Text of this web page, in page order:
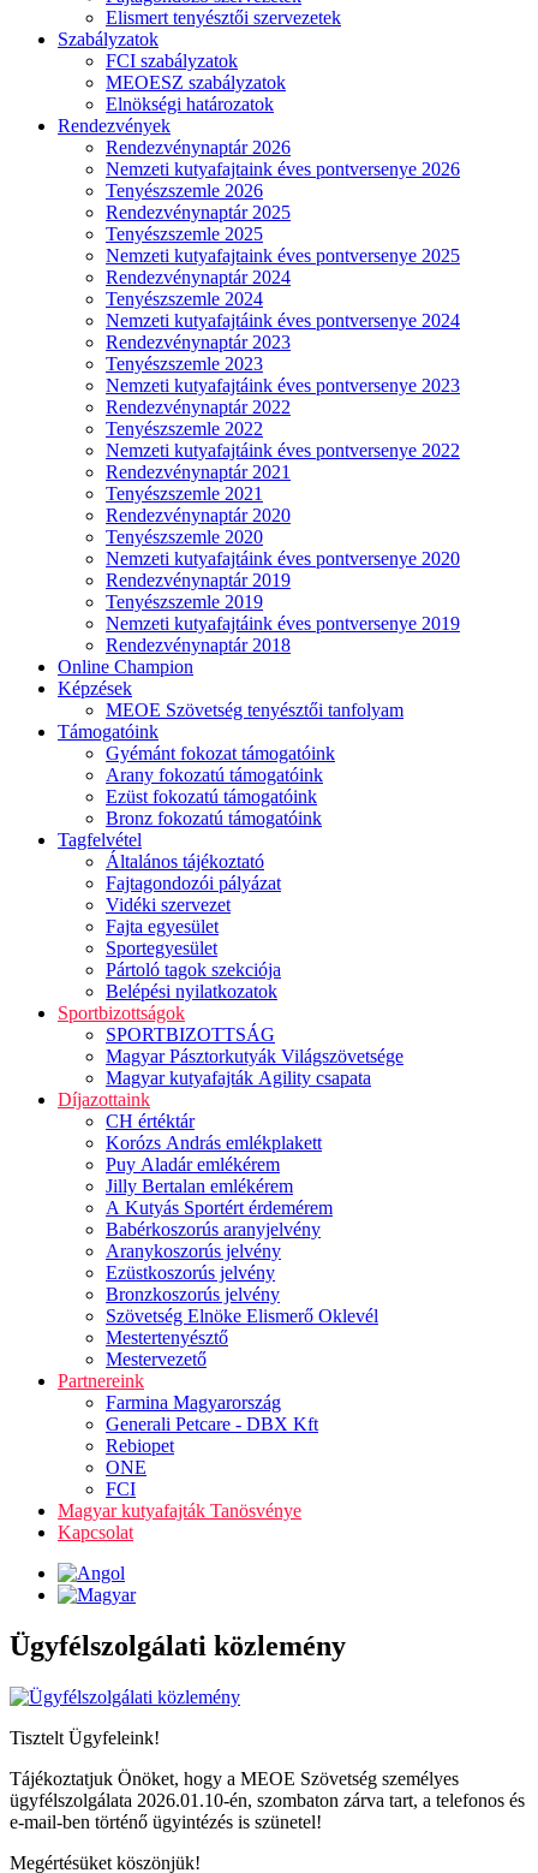
Elismert tenyésztői szervezetek
Szabályzatok
FCI szabályzatok
MEOESZ szabályzatok
Elnökségi határozatok
Rendezvények
Rendezvénynaptár 2026
Nemzeti kutyafajtaink éves pontversenye 2026
Tenyészszemle 2026
Rendezvénynaptár 2025
Tenyészszemle 2025
Nemzeti kutyafajtaink éves pontversenye 2025
Rendezvénynaptár 2024
Tenyészszemle 2024
Nemzeti kutyafajtáink éves pontversenye 2024
Rendezvénynaptár 2023
Tenyészszemle 2023
Nemzeti kutyafajtáink éves pontversenye 2023
Rendezvénynaptár 2022
Tenyészszemle 2022
Nemzeti kutyafajtáink éves pontversenye 2022
Rendezvénynaptár 2021
Tenyészszemle 2021
Rendezvénynaptár 2020
Tenyészszemle 2020
Nemzeti kutyafajtáink éves pontversenye 2020
Rendezvénynaptár 2019
Tenyészszemle 2019
Nemzeti kutyafajtáink éves pontversenye 2019
Rendezvénynaptár 2018
Online Champion
Képzések
MEOE Szövetség tenyésztői tanfolyam
Támogatóink
Gyémánt fokozat támogatóink
Arany fokozatú támogatóink
Ezüst fokozatú támogatóink
Bronz fokozatú támogatóink
Tagfelvétel
Általános tájékoztató
Fajtagondozói pályázat
Vidéki szervezet
Fajta egyesület
Sportegyesület
Pártoló tagok szekciója
Belépési nyilatkozatok
Sportbizottságok
SPORTBIZOTTSÁG
Magyar Pásztorkutyák Világszövetsége
Magyar kutyafajták Agility csapata
Díjazottaink
CH értéktár
Korózs András emlékplakett
Puy Aladár emlékérem
Jilly Bertalan emlékérem
A Kutyás Sportért érdemérem
Babérkoszorús aranyjelvény
Aranykoszorús jelvény
Ezüstkoszorús jelvény
Bronzkoszorús jelvény
Szövetség Elnöke Elismerő Oklevél
Mestertenyésztő
Mestervezető
Partnereink
Farmina Magyarország
Generali Petcare - DBX Kft
Rebiopet
ONE
FCI
Magyar kutyafajták Tanösvénye
Kapcsolat
Ügyfélszolgálati közlemény
Tisztelt Ügyfeleink!
Tájékoztatjuk Önöket, hogy a MEOE Szövetség személyes
ügyfélszolgálata 2026.01.10-én, szombaton zárva tart, a telefonos és
e-mail-ben történő ügyintézés is szünetel!
Megértésüket köszönjük!